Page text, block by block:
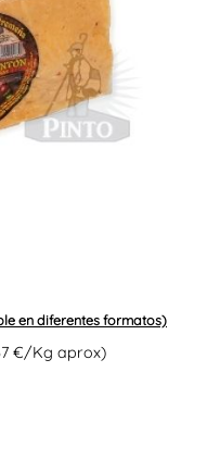
en diferentes formatos)
€/Kg aprox)